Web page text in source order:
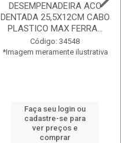
DESEMPENADEIRA ACO
DENTADA 25,5X12CM CABO
PLASTICO MAX FERRA...
Código: 34548
*Imagem meramente ilustrativa
Faça seu login ou
cadastre-se para
ver preços e
comprar